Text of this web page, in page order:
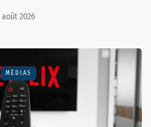
août 2026
MÉDIAS